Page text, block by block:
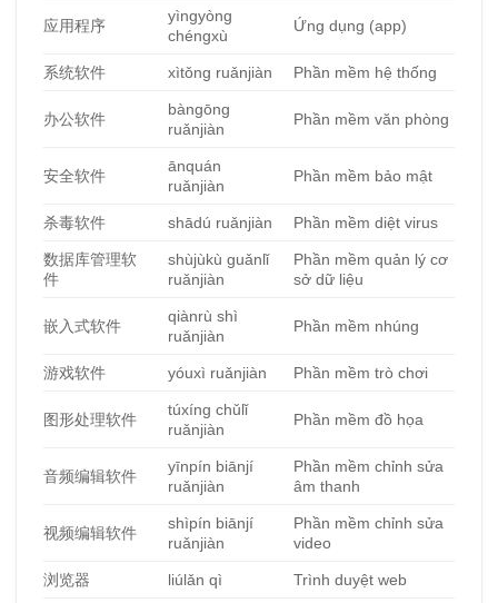
应用程序
yìngyòng
chéngxù
Ứng dụng (app)
系统软件 xìtǒng ruǎnjiàn Phần mềm hệ thống
办公软件
bàngōng
ruǎnjiàn
Phần mềm văn phòng
安全软件
ānquán
ruǎnjiàn
Phần mềm bảo mật
杀毒软件 shādú ruǎnjiàn Phần mềm diệt virus
数据库管理软
件
shùjùkù guǎnlǐ
ruǎnjiàn
Phần mềm quản lý cơ
sở dữ liệu
嵌入式软件
qiànrù shì
ruǎnjiàn
Phần mềm nhúng
游戏软件 yóuxì ruǎnjiàn Phần mềm trò chơi
图形处理软件
túxíng chǔlǐ
ruǎnjiàn
Phần mềm đồ họa
音频编辑软件
yīnpín biānjí
ruǎnjiàn
Phần mềm chỉnh sửa
âm thanh
视频编辑软件
shìpín biānjí
ruǎnjiàn
Phần mềm chỉnh sửa
video
浏览器 liúlǎn qì Trình duyệt web